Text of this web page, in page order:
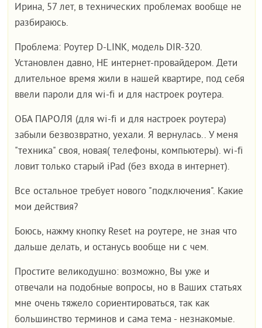
Ирина, 57 лет, в технических проблемах вообще не
разбираюсь.
Проблема: Роутер D-LINK, модель DIR-320.
Установлен давно, НЕ интернет-провайдером. Дети
длительное время жили в нашей квартире, под себя
ввели пароли для wi-fi и для настроек роутера.
ОБА ПАРОЛЯ (для wi-fi и для настроек роутера)
забыли безвозвратно, уехали. Я вернулась.. У меня
"техника" своя, новая( телефоны, компьютеры). wi-fi
ловит только старый iPad (без входа в интернет).
Все остальное требует нового "подключения". Какие
мои действия?
Боюсь, нажму кнопку Reset на роутере, не зная что
дальше делать, и останусь вообще ни с чем.
Простите великодушно: возможно, Вы уже и
отвечали на подобные вопросы, но в Ваших статьях
мне очень тяжело сориентироваться, так как
большинство терминов и сама тема - незнакомые.